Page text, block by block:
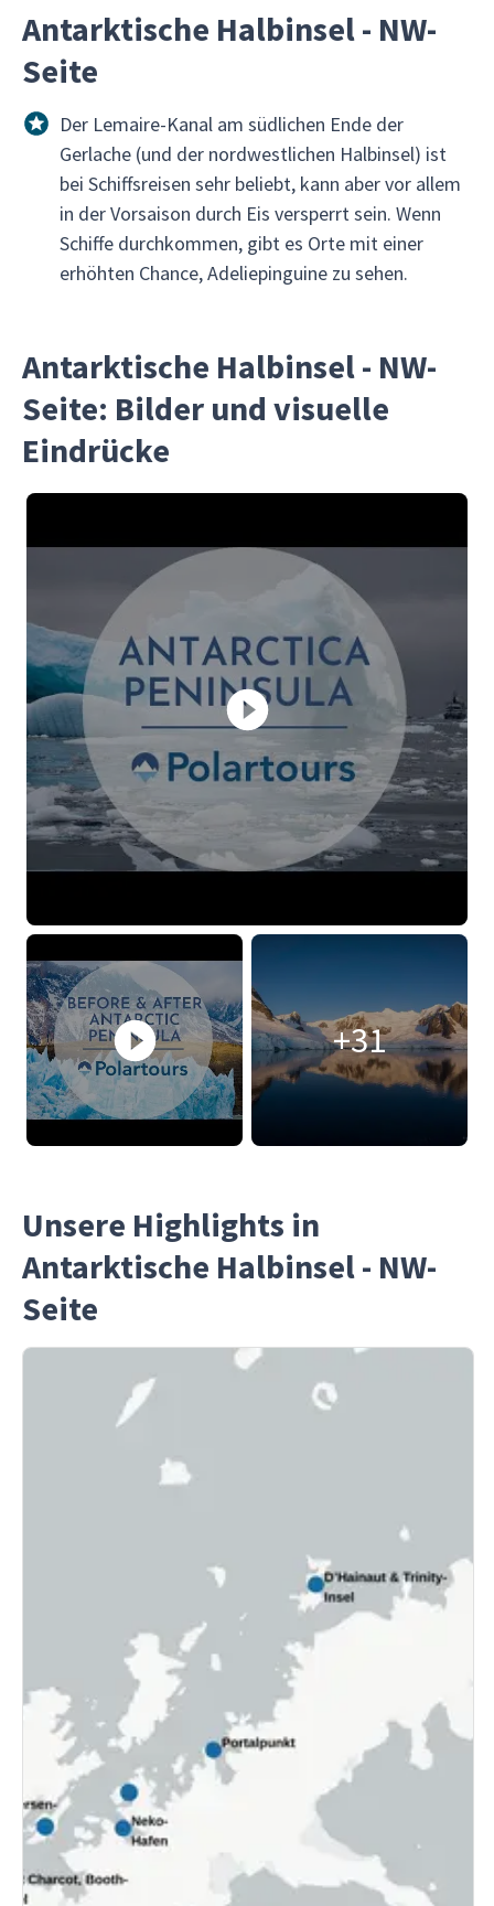
Antarktische Halbinsel - NW-
Seite
Der Lemaire-Kanal am südlichen Ende der
Gerlache (und der nordwestlichen Halbinsel) ist
bei Schiffsreisen sehr beliebt, kann aber vor allem
in der Vorsaison durch Eis versperrt sein. Wenn
Schiffe durchkommen, gibt es Orte mit einer
erhöhten Chance, Adeliepinguine zu sehen.
Antarktische Halbinsel - NW-
Seite: Bilder und visuelle
Eindrücke
+31
Unsere Highlights in
Antarktische Halbinsel - NW-
Seite